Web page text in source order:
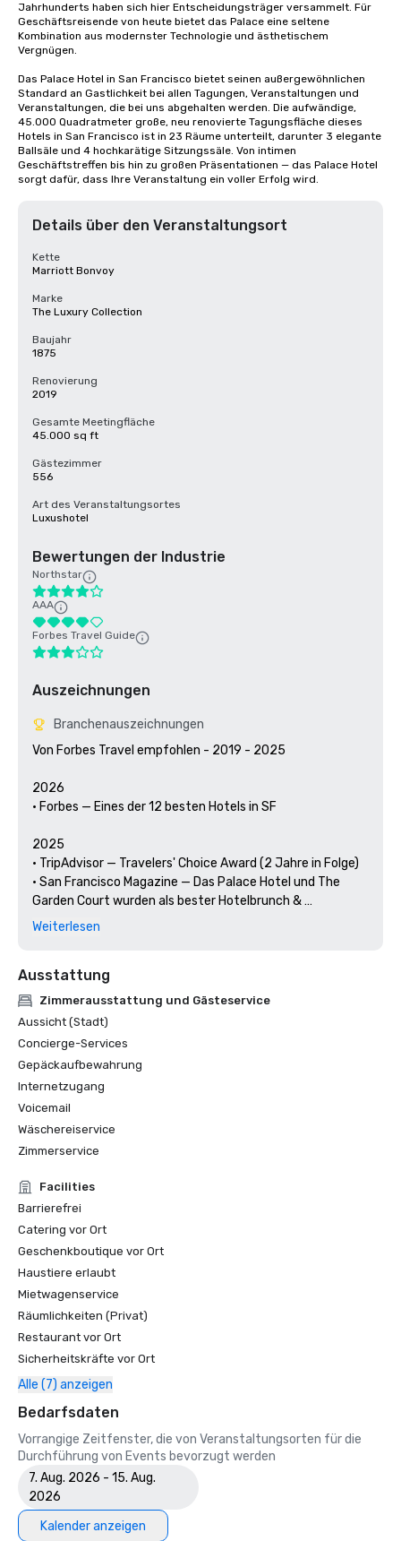
Jahrhunderts haben sich hier Entscheidungsträger versammelt. Für
Geschäftsreisende von heute bietet das Palace eine seltene
Kombination aus modernster Technologie und ästhetischem
Vergnügen.
Das Palace Hotel in San Francisco bietet seinen außergewöhnlichen
Standard an Gastlichkeit bei allen Tagungen, Veranstaltungen und
Veranstaltungen, die bei uns abgehalten werden. Die aufwändige,
45.000 Quadratmeter große, neu renovierte Tagungsfläche dieses
Hotels in San Francisco ist in 23 Räume unterteilt, darunter 3 elegante
Ballsäle und 4 hochkarätige Sitzungssäle. Von intimen
Geschäftstreffen bis hin zu großen Präsentationen — das Palace Hotel
sorgt dafür, dass Ihre Veranstaltung ein voller Erfolg wird.
Details über den Veranstaltungsort
Kette
Marriott Bonvoy
Marke
The Luxury Collection
Baujahr
1875
Renovierung
2019
Gesamte Meetingfläche
45.000 sq ft
Gästezimmer
556
Art des Veranstaltungsortes
Luxushotel
Bewertungen der Industrie
Northstar
AAA
Forbes Travel Guide
Auszeichnungen
Branchenauszeichnungen
Von Forbes Travel empfohlen - 2019 - 2025
2026
• Forbes — Eines der 12 besten Hotels in SF
2025
• TripAdvisor — Travelers' Choice Award (2 Jahre in Folge)
• San Francisco Magazine — Das Palace Hotel und The
Garden Court wurden als bester Hotelbrunch &
Veranstaltungsort ausgezeichnet
• Thrillist — Die besten Aktivitäten in San Francisco für
Kunst- und Kulturliebhaber
• Lokale Kurzurlaube — Der Concierge des Palace Hotels
beleuchtet die Kunst und Kultur San Franciscos
• Haute Living San Francisco — Das Palace Hotel in San
Francisco feiert 150 Jahre
2024
• Reisen + Freizeit — Die besten Hotels in SF — Hotel mit
den besten Annehmlichkeiten
unvergesslichen Kaviar-Erlebnissen
• SF Gate — Das Beste aus der Bay Area — Die 5 besten
• OpenTable — Eines der 12 schönsten Restaurants in SF
• Travelers' Choice Awards — Die Besten der Besten
• Destination I Do — Eines der 6 besten LGBTQ+-
Hochzeitsziele in den USA (Top-Liste)
• Insidehook — Beste Hotelbar in SF
• SF Travel — Luxushotels mit den besten Bewertungen in
SF
2023
• Reise- und Freizeitmagazin - Bestes Hotel in SF
Weiterlesen
Ausstattung
Zimmerausstattung und Gästeservice
Aussicht (Stadt)
Concierge-Services
Gepäckaufbewahrung
Internetzugang
Voicemail
Wäschereiservice
Zimmerservice
Facilities
Barrierefrei
Catering vor Ort
Geschenkboutique vor Ort
Haustiere erlaubt
Mietwagenservice
Räumlichkeiten (Privat)
Restaurant vor Ort
Sicherheitskräfte vor Ort
Alle (7) anzeigen
Bedarfsdaten
Vorrangige Zeitfenster, die von Veranstaltungsorten für die
Durchführung von Events bevorzugt werden
7. Aug. 2026 - 15. Aug.
2026
Kalender anzeigen